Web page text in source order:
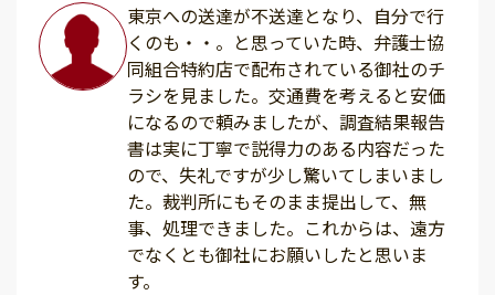
東京への送達が不送達となり、自分で行
くのも・・。と思っていた時、弁護士協
同組合特約店で配布されている御社のチ
ラシを見ました。交通費を考えると安価
になるので頼みましたが、調査結果報告
書は実に丁寧で説得力のある内容だった
ので、失礼ですが少し驚いてしまいまし
た。裁判所にもそのまま提出して、無
事、処理できました。これからは、遠方
でなくとも御社にお願いしたと思いま
す。